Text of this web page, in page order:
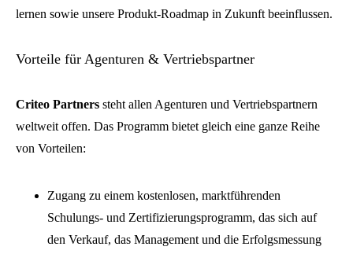
lernen sowie unsere Produkt-Roadmap in Zukunft beeinflussen.
Vorteile für Agenturen & Vertriebspartner
Criteo Partners steht allen Agenturen und Vertriebspartnern
weltweit offen. Das Programm bietet gleich eine ganze Reihe
von Vorteilen:
Zugang zu einem kostenlosen, marktführenden
Schulungs- und Zertifizierungsprogramm, das sich auf
den Verkauf, das Management und die Erfolgsmessung